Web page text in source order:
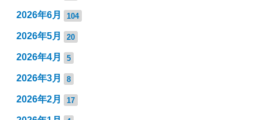
2026年6月 104
2026年5月 20
2026年4月 5
2026年3月 8
2026年2月 17